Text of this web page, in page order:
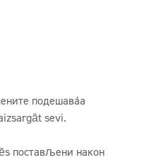
подешавања
sevi.
постављени након